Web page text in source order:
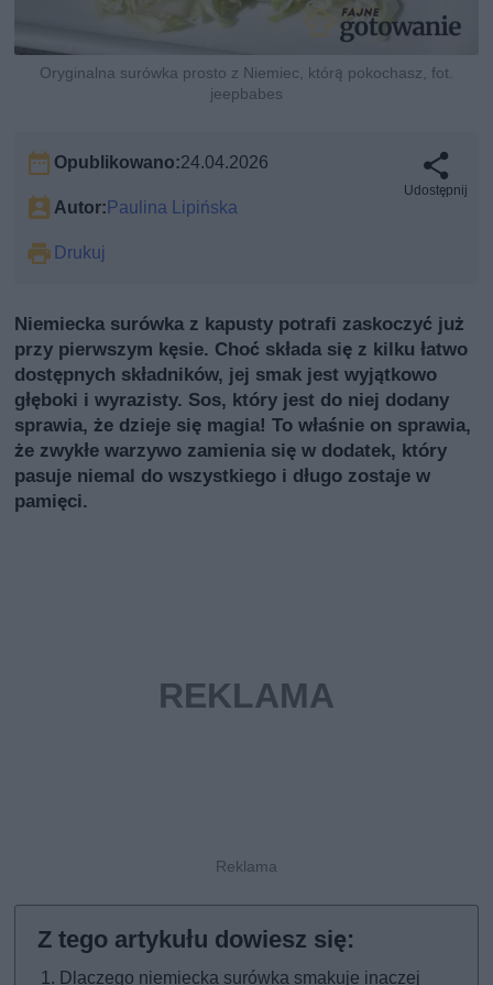
Oryginalna surówka prosto z Niemiec, którą pokochasz, fot.
jeepbabes
Opublikowano:24.04.2026
Autor:Paulina Lipińska
Drukuj
Udostępnij
Niemiecka surówka z kapusty potrafi zaskoczyć już
przy pierwszym kęsie. Choć składa się z kilku łatwo
dostępnych składników, jej smak jest wyjątkowo
głęboki i wyrazisty. Sos, który jest do niej dodany
sprawia, że dzieje się magia! To właśnie on sprawia,
że zwykłe warzywo zamienia się w dodatek, który
pasuje niemal do wszystkiego i długo zostaje w
pamięci.
Dlaczego niemiecka surówka smakuje inaczej